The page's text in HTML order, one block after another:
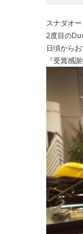
スナダオ
2度目の
日頃から
『受賞感